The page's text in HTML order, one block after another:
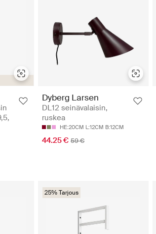
Dyberg Larsen
DL12 seinävalaisin,
ruskea
HE:20CM L:12CM B:12CM
44.25 € 59 €
25% Tarjous